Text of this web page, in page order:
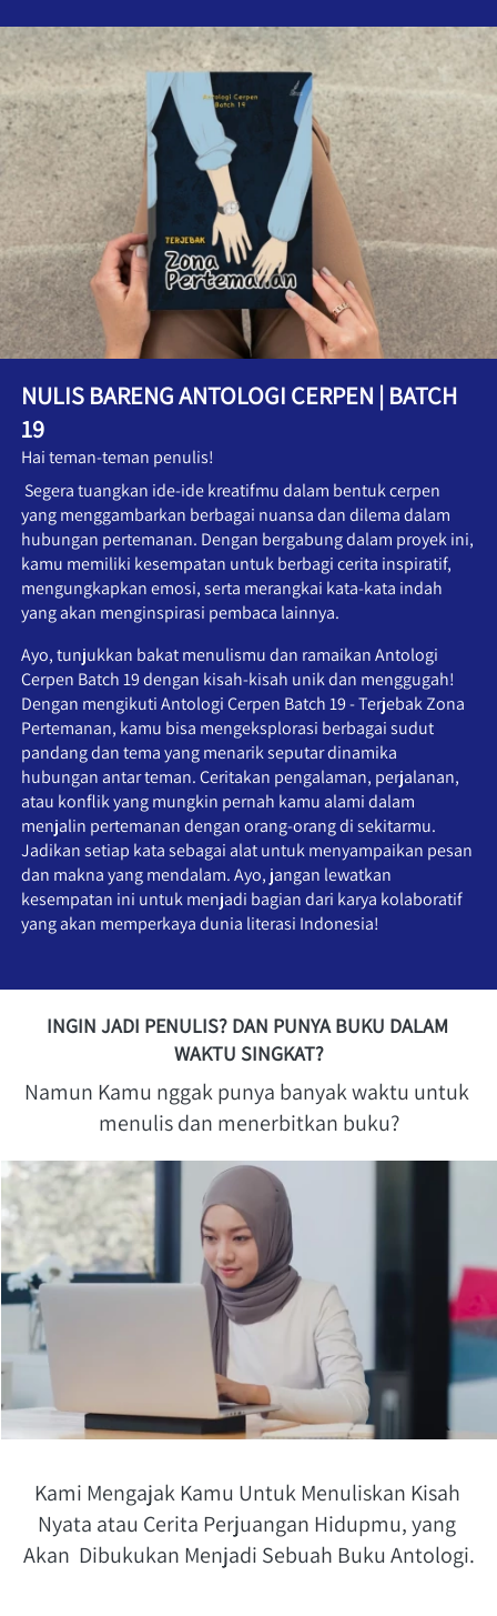
NULIS BARENG ANTOLOGI CERPEN | BATCH
19
Hai teman-teman penulis!
Segera tuangkan ide-ide kreatifmu dalam bentuk cerpen
yang menggambarkan berbagai nuansa dan dilema dalam
hubungan pertemanan. Dengan bergabung dalam proyek ini,
kamu memiliki kesempatan untuk berbagi cerita inspiratif,
mengungkapkan emosi, serta merangkai kata-kata indah
yang akan menginspirasi pembaca lainnya.
Ayo, tunjukkan bakat menulismu dan ramaikan Antologi
Cerpen Batch 19 dengan kisah-kisah unik dan menggugah!
Dengan mengikuti Antologi Cerpen Batch 19 - Terjebak Zona
Pertemanan, kamu bisa mengeksplorasi berbagai sudut
pandang dan tema yang menarik seputar dinamika
hubungan antar teman. Ceritakan pengalaman, perjalanan,
atau konflik yang mungkin pernah kamu alami dalam
menjalin pertemanan dengan orang-orang di sekitarmu.
Jadikan setiap kata sebagai alat untuk menyampaikan pesan
dan makna yang mendalam. Ayo, jangan lewatkan
kesempatan ini untuk menjadi bagian dari karya kolaboratif
yang akan memperkaya dunia literasi Indonesia!
INGIN JADI PENULIS? DAN PUNYA BUKU DALAM
WAKTU SINGKAT?
Namun Kamu nggak punya banyak waktu untuk
menulis dan menerbitkan buku?
Kami Mengajak Kamu Untuk Menuliskan Kisah
Nyata atau Cerita Perjuangan Hidupmu, yang
Akan  Dibukukan Menjadi Sebuah Buku Antologi.